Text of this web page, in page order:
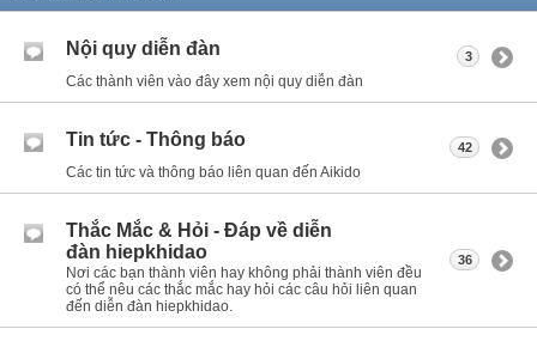
Nội quy diễn đàn
Các thành viên vào đây xem nội quy diễn đàn
3
Tin tức - Thông báo
Các tin tức và thông báo liên quan đến Aikido
42
Thắc Mắc & Hỏi - Đáp về diễn
đàn hiepkhidao
Nơi các bạn thành viên hay không phải thành viên đều
có thể nêu các thắc mắc hay hỏi các câu hỏi liên quan
đến diễn đàn hiepkhidao.
36